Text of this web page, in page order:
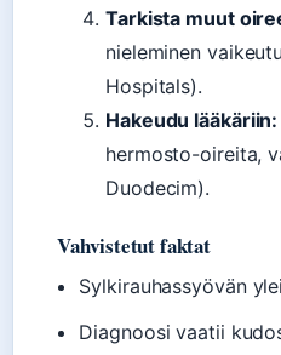
Tarkista muut
nieleminen
Hospitals).
Hakeudu lääkäriin:
hermosto-oireita,
Duodecim).
Vahvistetut faktat
Sylkirauhassyövän
Diagnoosi vaatii